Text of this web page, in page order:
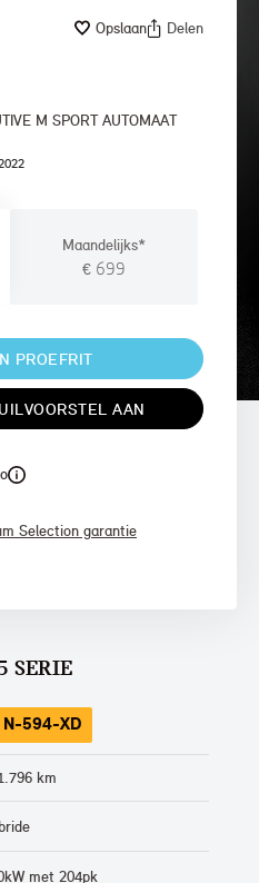
Opslaan Delen
M SPORT AUTOMAAT
Maandelijks*
€ 699
PROEFRIT
AAN
Selection garantie
SERIE
N-594-XD
km
met 204pk